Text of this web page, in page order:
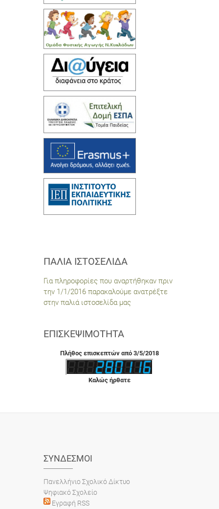
ΠΑΛΙΆ ΙΣΤΟΣΕΛΊΔΑ
Για πληροφορίες που αναρτήθηκαν πριν
την 1/1/2016 παρακαλούμε ανατρέξτε
στην παλιά ιστοσελίδα μας
ΕΠΙΣΚΕΨΙΜΌΤΗΤΑ
Πλήθος επισκεπτών από 3/5/2018
Καλώς ήρθατε
ΣΎΝΔΕΣΜΟΙ
Πανελλήνιο Σχολικό Δίκτυο
Ψηφιακό Σχολείο
Εγραφή RSS